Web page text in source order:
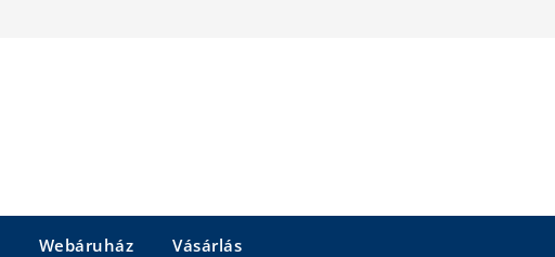
Webáruház Vásárlás